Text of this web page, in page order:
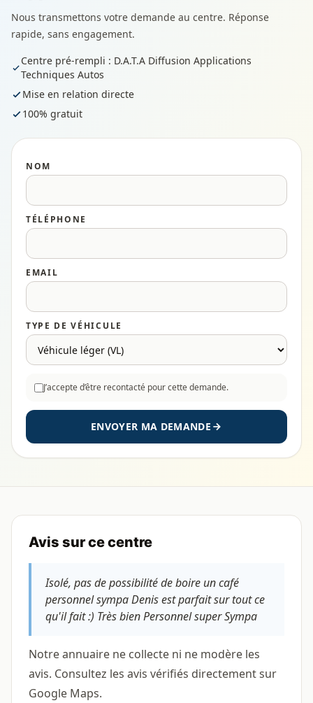
Nous transmettons votre demande au centre. Réponse
rapide, sans engagement.
Centre pré-rempli : D.A.T.A Diffusion Applications
Techniques Autos
Mise en relation directe
100% gratuit
NOM
TÉLÉPHONE
EMAIL
TYPE DE VÉHICULE
J’accepte d’être recontacté pour cette demande.
ENVOYER MA DEMANDE
Avis sur ce centre
Isolé, pas de possibilité de boire un café
personnel sympa Denis est parfait sur tout ce
qu'il fait :) Très bien Personnel super Sympa
Notre annuaire ne collecte ni ne modère les
avis. Consultez les avis vérifiés directement sur
Google Maps.